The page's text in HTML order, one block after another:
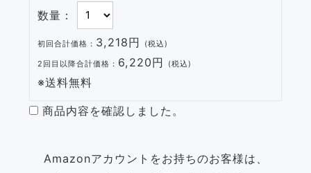
数量：
初回合計価格： 3,218円 (税込)
2回目以降合計価格： 6,220円 (税込)
※送料無料
商品内容を確認しました。
Amazonアカウントをお持ちのお客様は、